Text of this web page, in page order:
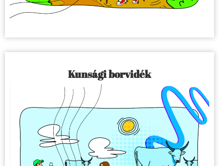
Kunsági borvidék